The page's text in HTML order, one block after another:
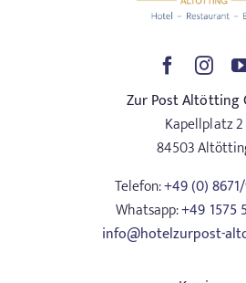
Zur Post Altötting
Kapellplatz 2
84503
Telefon:+49 (0)
Whatsapp:+49 1575
info@hotelzurpost-